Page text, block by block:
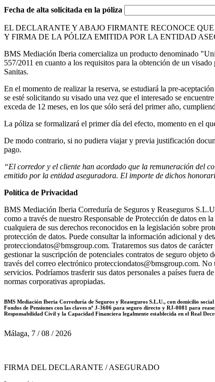
Fecha de alta solicitada en la póliza
EL DECLARANTE Y ABAJO FIRMANTE RECONOCE
Y FIRMA DE LA PÓLIZA EMITIDA POR LA ENTIDAD
BMS Mediación Iberia comercializa un producto denominado
557/2011 en cuanto a los requisitos para la obtención de un
Sanitas.
En el momento de realizar la reserva, se estudiará la pre-
se esté solicitando su visado una vez que el interesado se
exceda de 12 meses, en los que sólo será del primer año,
La póliza se formalizará el primer día del efecto, momento en el
De modo contrario, si no pudiera viajar y previa justificación
pago.
“El corredor y el cliente han acordado que la remuneración del
emitido por la entidad aseguradora. El importe de dichos
Política de Privacidad
BMS Mediación Iberia Correduría de Seguros y Reaseguros
como a través de nuestro Responsable de Protección de datos
cualquiera de sus derechos reconocidos en la legislación sobre
protección de datos. Puede consultar la información adicional y
protecciondatos@bmsgroup.com. Trataremos sus datos de
gestionar la suscripción de potenciales contratos de seguro objeto
través del correo electrónico protecciondatos@bmsgroup.com.
servicios. Podríamos trasferir sus datos personales a países fuera
normas corporativas apropiadas.
BMS Mediación Iberia Correduría de Seguros y Reaseguros S.L.U., con domicilio
Fondos de Pensiones con las claves nº J-3606 para seguro directo y RJ-0081 para
Responsabilidad Civil y la Capacidad Financiera legalmente establecida en el Real
Málaga, 7 / 08 / 2026
FIRMA DEL DECLARANTE / ASEGURADO